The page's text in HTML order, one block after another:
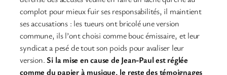
complot pour mieux fuir ses responsabilités, il maintient
ses accusations : les tueurs ont bricolé une version
commune, ils l’ont choisi comme bouc émissaire, et leur
syndicat a pesé de tout son poids pour avaliser leur
version.Si la mise en cause de Jean-Paul est réglée
comme du papier à musique, le reste des témoignages